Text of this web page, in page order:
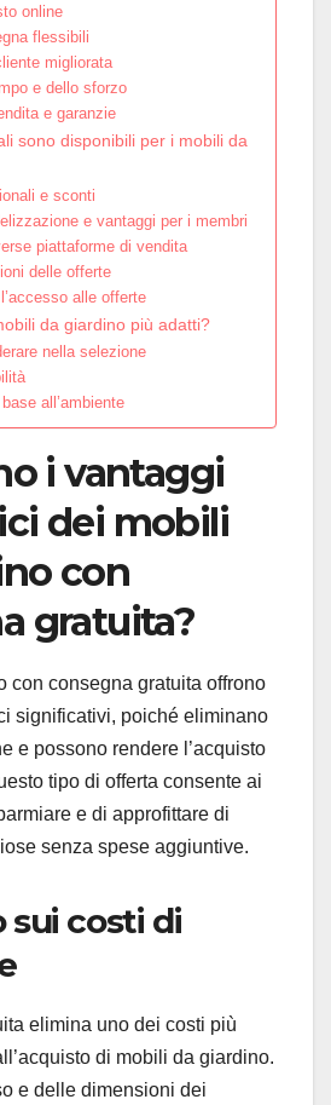
online
flessibili
migliorata
e dello sforzo
e garanzie
sono disponibili per i mobili da
e sconti
e vantaggi per i membri
piattaforme di vendita
delle offerte
alle offerte
da giardino più adatti?
nella selezione
all’ambiente
i vantaggi
dei mobili
con
gratuita?
con consegna gratuita offrono
significativi, poiché eliminano
e possono rendere l’acquisto
tipo di offerta consente ai
e di approfittare di
senza spese aggiuntive.
sui costi di
elimina uno dei costi più
di mobili da giardino.
e delle dimensioni dei